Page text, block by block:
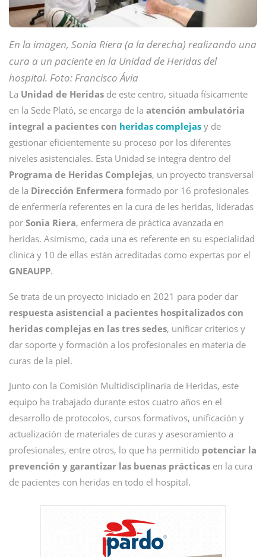
En la imagen, Sonia Riera (a la derecha) realizando una
cura a un paciente en la Unidad de Heridas del
hospital. Foto: Francisco Ávia
La Unidad de Heridas de este centro, situada físicamente
en la Sede Plató, se encarga de la atención ambulatória
integral a pacientes con heridas complejas y de
gestionar eficientemente su proceso por los diferentes
niveles asistenciales. Esta Unidad se integra dentro del
Programa de Heridas Complejas, un proyecto transversal
de la Dirección Enfermera formado por 16 profesionales
de enfermería referentes en la cura de les heridas, lideradas
por Sonia Riera, enfermera de práctica avanzada en
heridas. Asimismo, cada una es referente en su especialidad
clínica y 10 de ellas están acreditadas como expertas por el
GNEAUPP.
Se trata de un proyecto iniciado en 2021 para poder dar
respuesta asistencial a pacientes hospitalizados con
heridas complejas en las tres sedes, unificar criterios y
dar soporte y formación a los profesionales en materia de
curas de la piel.
Junto con la Comisión Multidisciplinaria de Heridas, este
equipo ha trabajado durante estos cuatro años en el
desarrollo de protocolos, cursos formativos, unificación y
actualización de materiales de curas y asesoramiento a
profesionales, entre otros, lo que ha permitido potenciar la
prevención y garantizar las buenas prácticas en la cura
de pacientes con heridas en todo el hospital.